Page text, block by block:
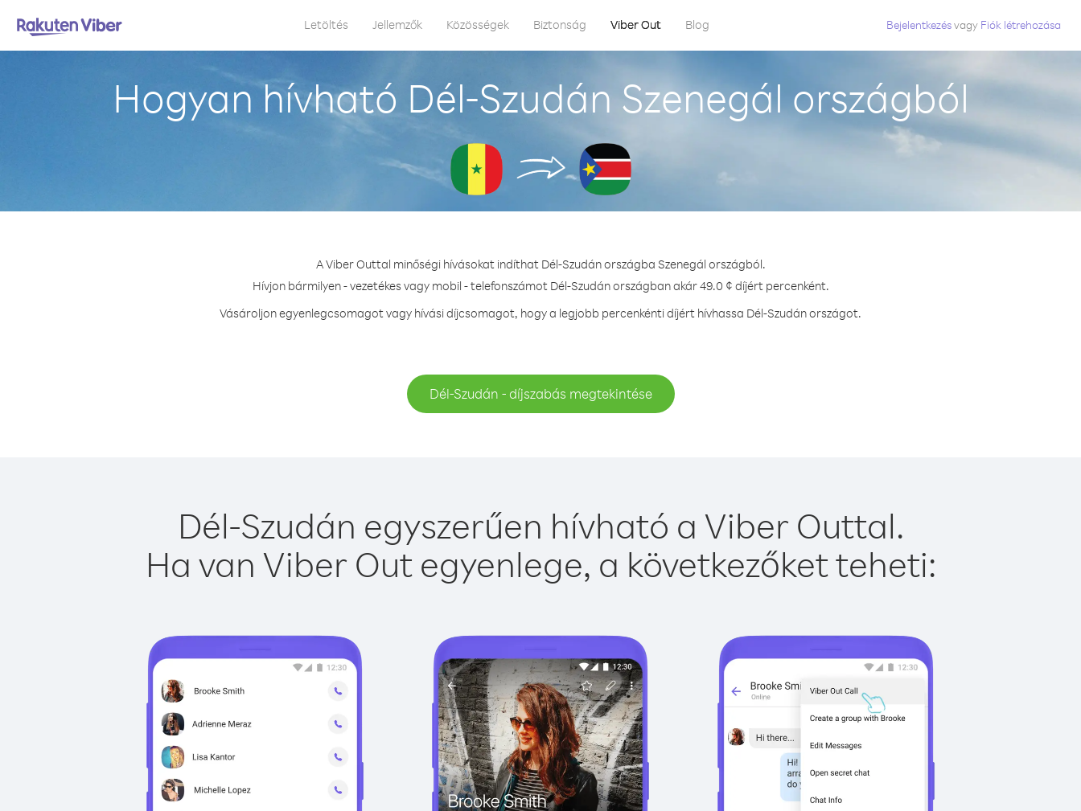
Letöltés Jellemzők Közösségek Biztonság Viber Out Blog Bejelentkezésvagy Fiók létrehozása
Hogyan hívható Dél-Szudán Szenegál országból
A Viber Outtal minőségi hívásokat indíthat Dél-Szudán országba Szenegál országból.
Hívjon bármilyen - vezetékes vagy mobil - telefonszámot Dél-Szudán országban akár 49.0 ¢ díjért percenként.
Vásároljon egyenlegcsomagot vagy hívási díjcsomagot, hogy a legjobb percenkénti díjért hívhassa Dél-Szudán országot.
Dél-Szudán - díjszabás megtekintése
Dél-Szudán egyszerűen hívható a Viber Outtal.
Ha van Viber Out egyenlege, a következőket teheti: